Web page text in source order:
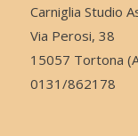
Carniglia Studio
Via Perosi, 38
15057 Tortona
0131/862178